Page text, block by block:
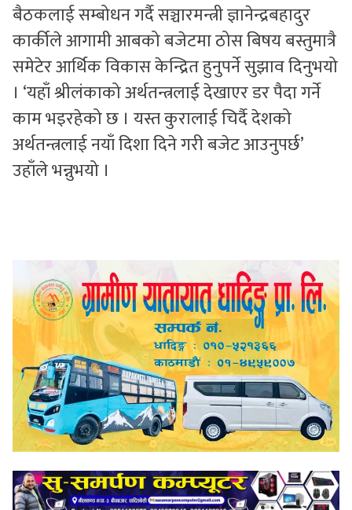
बैठकलाई सम्बोधन गर्दै सञ्चारमन्त्री ज्ञानेन्द्रबहादुर
कार्कीले आगामी आबको बजेटमा ठोस बिषय बस्तुमात्रै
समेटेर आर्थिक विकास केन्द्रित हुनुपर्ने सुझाव दिनुभयो
। ‘यहाँ श्रीलंकाको अर्थतन्त्रलाई देखाएर डर पैदा गर्ने
काम भइरहेको छ । यस्त कुरालाई चिर्दै देशको
अर्थतन्त्रलाई नयाँ दिशा दिने गरी बजेट आउनुपर्छ’
उहाँले भन्नुभयो ।